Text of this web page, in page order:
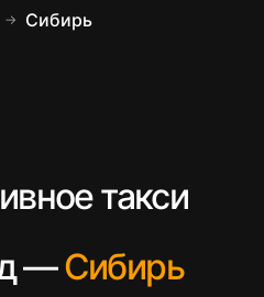
→ Сибирь
такси
—Сибирь